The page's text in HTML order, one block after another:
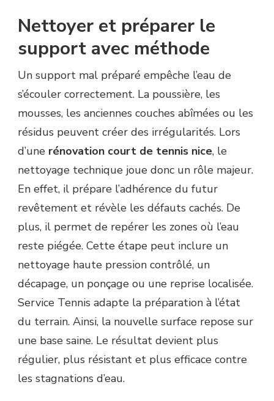
Nettoyer et préparer le
support avec méthode
Un support mal préparé empêche l’eau de
s’écouler correctement. La poussière, les
mousses, les anciennes couches abîmées ou les
résidus peuvent créer des irrégularités. Lors
d’une rénovation court de tennis nice, le
nettoyage technique joue donc un rôle majeur.
En effet, il prépare l’adhérence du futur
revêtement et révèle les défauts cachés. De
plus, il permet de repérer les zones où l’eau
reste piégée. Cette étape peut inclure un
nettoyage haute pression contrôlé, un
décapage, un ponçage ou une reprise localisée.
Service Tennis adapte la préparation à l’état
du terrain. Ainsi, la nouvelle surface repose sur
une base saine. Le résultat devient plus
régulier, plus résistant et plus efficace contre
les stagnations d’eau.